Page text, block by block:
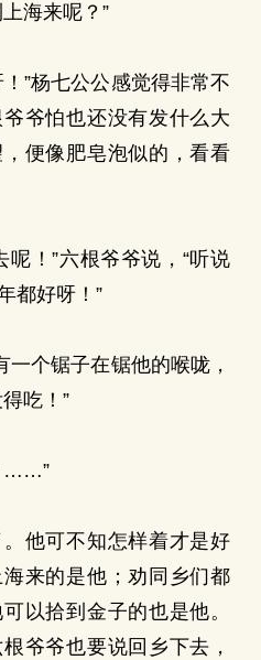
海来呢？”
”杨七公公感觉得非常不
爷怕也还没有发什么大
便像肥皂泡似的，看看
！”六根爷爷说，“听说
都好呀！”
个锯子在锯他的喉咙，
吃！”
……”
他可不知怎样着才是好
来的是他；劝同乡们都
以拾到金子的也是他。
爷爷也要说回乡下去，